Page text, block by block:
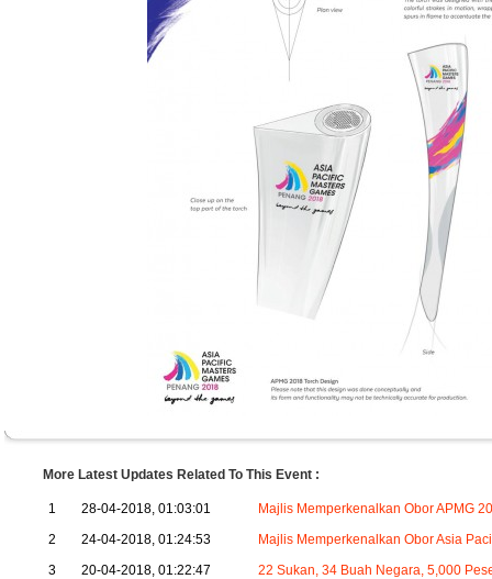
More Latest Updates Related To This Event :
1 28-04-2018, 01:03:01
Majlis Memperkenalkan Obor APMG
2
24-04-2018, 01:24:53
Majlis Memperkenalkan Obor Asia
3
20-04-2018, 01:22:47 22 Sukan, 34 Buah Negara, 5,000